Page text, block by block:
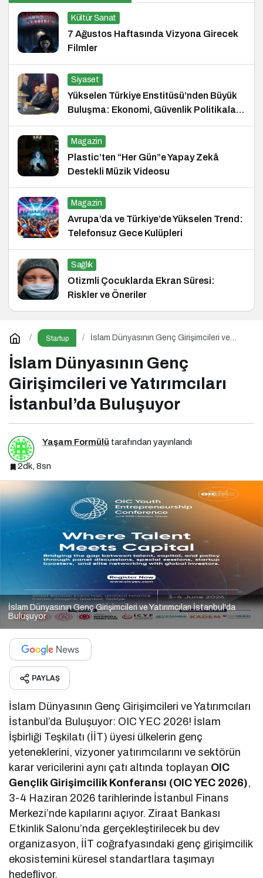
Kültür Sanat
7 Ağustos Haftasında Vizyona Girecek
Filmler
Siyaset
Yükselen Türkiye Enstitüsü’nden Büyük
Buluşma: Ekonomi, Güvenlik Politikaları
ve Hukuk Konferansı
Magazin
Plastic’ten “Her Gün”e Yapay Zekâ
Destekli Müzik Videosu
Magazin
Avrupa’da ve Türkiye’de Yükselen Trend:
Telefonsuz Gece Kulüpleri
Sağlık
Otizmli Çocuklarda Ekran Süresi:
Riskler ve Öneriler
Startup
İslam Dünyasının Genç Girişimcileri ve
İslam Dünyasının Genç
Girişimcileri ve Yatırımcıları
İstanbul’da Buluşuyor
Yaşam Formülü tarafından yayınlandı
2dk, 8sn
İslam Dünyasının Genç Girişimcileri ve Yatırımcıları İstanbul'da
Buluşuyor
PAYLAŞ
İslam Dünyasının Genç Girişimcileri ve Yatırımcıları
İstanbul’da Buluşuyor: OIC YEC 2026! İslam
İşbirliği Teşkilatı (İİT) üyesi ülkelerin genç
yeteneklerini, vizyoner yatırımcılarını ve sektörün
karar vericilerini aynı çatı altında toplayan OIC
Gençlik Girişimcilik Konferansı (OIC YEC 2026),
3-4 Haziran 2026 tarihlerinde İstanbul Finans
Merkezi’nde kapılarını açıyor. Ziraat Bankası
Etkinlik Salonu’nda gerçekleştirilecek bu dev
organizasyon, İİT coğrafyasındaki genç girişimcilik
ekosistemini küresel standartlara taşımayı
hedefliyor.